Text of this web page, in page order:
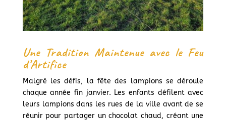
Une Tradition Maintenue avec le Feu
d’Artifice
Malgré les défis, la fête des lampions se déroule
chaque année fin janvier. Les enfants défilent avec
leurs lampions dans les rues de la ville avant de se
réunir pour partager un chocolat chaud, créant une